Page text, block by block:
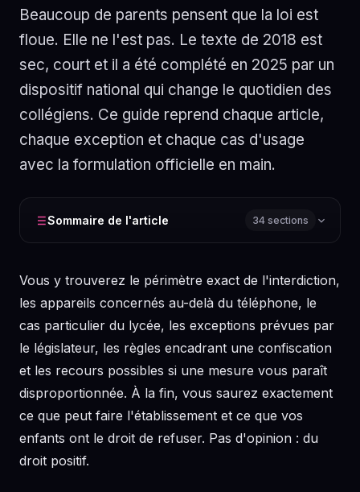
Beaucoup de parents pensent que la loi est
floue. Elle ne l'est pas. Le texte de 2018 est
sec, court et il a été complété en 2025 par un
dispositif national qui change le quotidien des
collégiens. Ce guide reprend chaque article,
chaque exception et chaque cas d'usage
avec la formulation officielle en main.
Sommaire de l'article 34 sections
Vous y trouverez le périmètre exact de l'interdiction,
les appareils concernés au-delà du téléphone, le
cas particulier du lycée, les exceptions prévues par
le législateur, les règles encadrant une confiscation
et les recours possibles si une mesure vous paraît
disproportionnée. À la fin, vous saurez exactement
ce que peut faire l'établissement et ce que vos
enfants ont le droit de refuser. Pas d'opinion : du
droit positif.